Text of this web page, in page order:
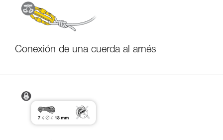
Conexión de una cuerda al arnés